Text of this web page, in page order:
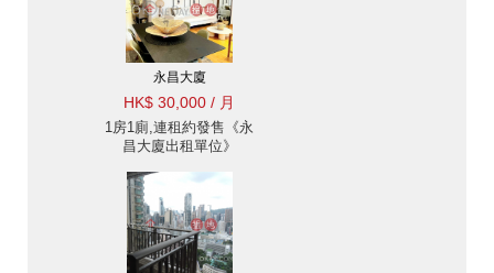
永昌大廈
HK$ 30,000 / 月
1房1廁,連租約發售《永
昌大廈出租單位》